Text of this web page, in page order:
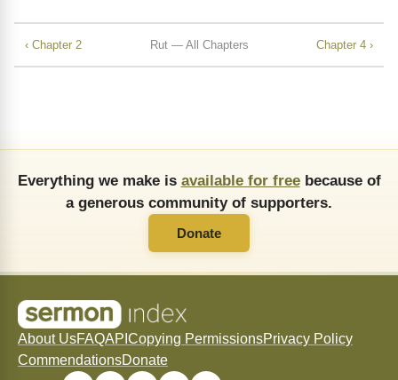
‹ Chapter 2 Rut — All Chapters Chapter 4 ›
Everything we make is available for freebecause of
a generous community of supporters.
Donate
About UsFAQAPI Copying PermissionsPrivacy Policy
CommendationsDonate